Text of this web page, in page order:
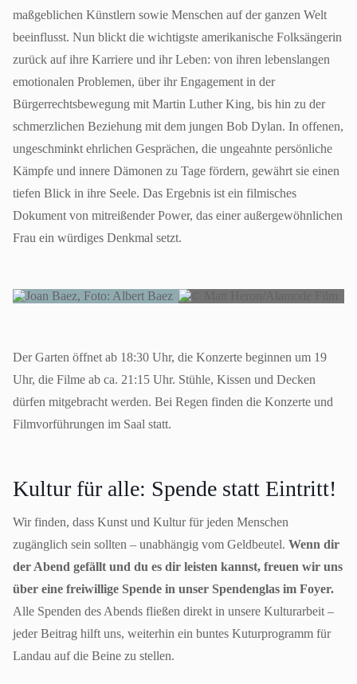
maßgeblichen Künstlern sowie Menschen auf der ganzen Welt
beeinflusst. Nun blickt die wichtigste amerikanische Folksängerin
zurück auf ihre Karriere und ihr Leben: von ihren lebenslangen
emotionalen Problemen, über ihr Engagement in der
Bürgerrechtsbewegung mit Martin Luther King, bis hin zu der
schmerzlichen Beziehung mit dem jungen Bob Dylan. In offenen,
ungeschminkt ehrlichen Gesprächen, die ungeahnte persönliche
Kämpfe und innere Dämonen zu Tage fördern, gewährt sie einen
tiefen Blick in ihre Seele. Das Ergebnis ist ein filmisches
Dokument von mitreißender Power, das einer außergewöhnlichen
Frau ein würdiges Denkmal setzt.
Der Garten öffnet ab 18:30 Uhr, die Konzerte beginnen um 19
Uhr, die Filme ab ca. 21:15 Uhr. Stühle, Kissen und Decken
dürfen mitgebracht werden. Bei Regen finden die Konzerte und
Filmvorführungen im Saal statt.
Kultur für alle: Spende statt Eintritt!
Wir finden, dass Kunst und Kultur für jeden Menschen
zugänglich sein sollten – unabhängig vom Geldbeutel. Wenn dir
der Abend gefällt und du es dir leisten kannst, freuen wir uns
über eine freiwillige Spende in unser Spendenglas im Foyer.
Alle Spenden des Abends fließen direkt in unsere Kulturarbeit –
jeder Beitrag hilft uns, weiterhin ein buntes Kuturprogramm für
Landau auf die Beine zu stellen.